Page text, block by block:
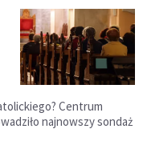
Centrum
najnowszy sondaż